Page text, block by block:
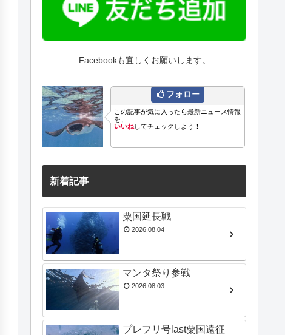
Facebookも宜しくお願いします。
フォロー
この記事が気に入ったら最新ニュース情報
を、
いいねしてチェックしよう！
新着記事
粟国延長戦
2026.08.04
マンタ祭り参戦
2026.08.03
プレフリ号last粟国遠征